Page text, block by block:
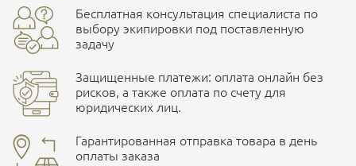
Наличные при самовывозе
Характеристики комплектаций
Размер
ПОДРОБНЕЕ О СКЛАДЕ
Бесплатная консультация специалиста по
выбору экипировки под поставленную
задачу
Защищенные платежи: оплата онлайн без
рисков, а также оплата по счету для
юридических лиц.
Гарантированная отправка товара в день
оплаты заказа